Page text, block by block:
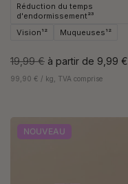
Réduction du temps
d'endormissement²³
Vision¹²
Muqueuses¹²
19,99 € à partir de 9,99 €
99,90 € / kg, TVA comprise
NOUVEAU